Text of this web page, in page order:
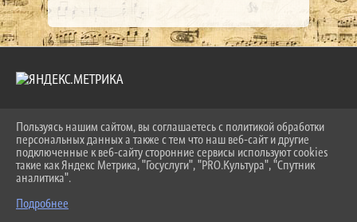
2026 Г. LKDSHI.RU
ВХОД
КАРТА САЙТА
ПОЛИТИКА ОБРАБОТКИ ПЕРСОНАЛЬНЫХ ДАННЫХ
СДЕЛАНО НА KUBCMS
Пользуясь нашим сайтом, вы соглашаетесь с политикой обработки
персональных данных а также с тем что наш веб-сайт и другие
подключенные к веб-сайту сторонние сервисы используют cookies
такие как Яндекс Метрика, "Госуслуги", "PRO.Культура", "Спутник
аналитика".
Подробнее